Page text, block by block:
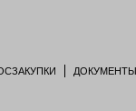
ДОКУМЕНТЫ